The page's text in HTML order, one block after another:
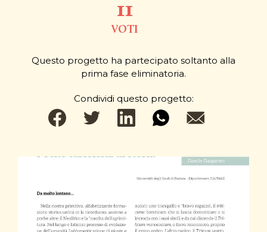
11
VOTI
Questo progetto ha partecipato soltanto alla
prima fase eliminatoria.
Condividi questo progetto: